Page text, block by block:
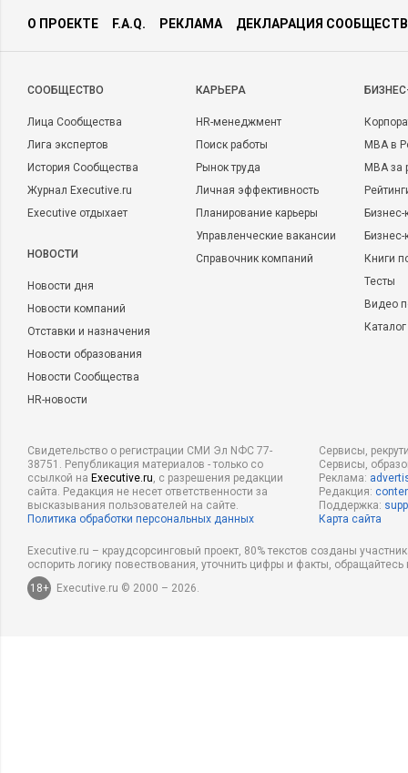
О ПРОЕКТЕ F.A.Q. РЕКЛАМА ДЕКЛАРАЦИЯ
CООБЩЕСТВО
Лица Сообщества
Лига экспертов
История Сообщества
Журнал Executive.ru
Executive отдыхает
НОВОСТИ
Новости дня
Новости компаний
Отставки и назначения
Новости образования
Новости Сообщества
HR-новости
КАРЬЕРА
HR-менеджмент
Поиск работы
Рынок труда
Личная эффективность
Планирование карьеры
Управленческие вакансии
Справочник компаний
MBA в
MBA
Бизнес-
Книги
Тесты
Видео
Свидетельство о регистрации СМИ Эл NФС 77-
38751. Републикация материалов - только со
ссылкой на Executive.ru, с разрешения редакции
сайта. Редакция не несет ответственности за
высказывания пользователей на сайте.
Политика обработки персональных данных
Сервисы,
Сервисы,
Реклама:
Редакция:
Поддержка:
Карта сайта
Executive.ru – краудсорсинговый проект, 80% текстов созданы
оспорить логику повествования, уточнить цифры и факты,
18+
Executive.ru © 2000 – 2026.